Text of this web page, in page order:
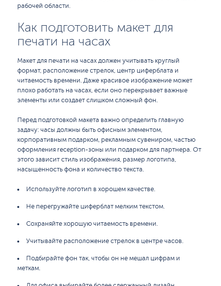
рабочей области.
Как подготовить макет для
печати на часах
Макет для печати на часах должен учитывать круглый
формат, расположение стрелок, центр циферблата и
читаемость времени. Даже красивое изображение может
плохо работать на часах, если оно перекрывает важные
элементы или создает слишком сложный фон.
Перед подготовкой макета важно определить главную
задачу: часы должны быть офисным элементом,
корпоративным подарком, рекламным сувениром, частью
оформления reception-зоны или подарком для партнера. От
этого зависит стиль изображения, размер логотипа,
насыщенность фона и количество текста.
Используйте логотип в хорошем качестве.
Не перегружайте циферблат мелким текстом.
Сохраняйте хорошую читаемость времени.
Учитывайте расположение стрелок в центре часов.
Подбирайте фон так, чтобы он не мешал цифрам и
меткам.